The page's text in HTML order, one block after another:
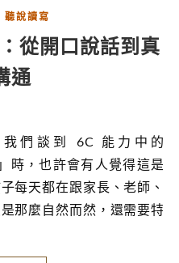
聽說讀寫
從開口說話到真
通
時，也許會有人覺得這是
每天都在跟家長、老師、
那麼自然而然，還需要特